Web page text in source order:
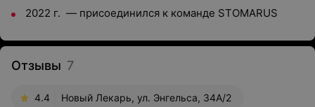
2022 г. — присоединился к команде STOMARUS
Отзывы 7
4.4 Новый Лекарь, ул. Энгельса, 34А/2